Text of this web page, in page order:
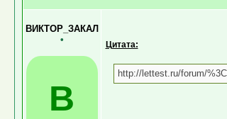
ВИКТОР_ЗАКАЛ
•
В
Цитата:
http://lettest.ru/forum/